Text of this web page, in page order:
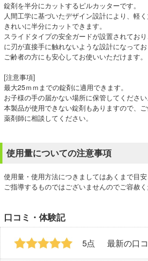
錠剤を半分にカットするピルカッターです。
人間工学に基づいたデザイン設計により、軽く
きれいに半分にカットできます。
スライドタイプの安全ガードが設置されてお
に刃が直接手に触れないような設計になってお
ご齢者の方にも安心してお使いいただけます。
[注意事項]
最大25ｍｍまでの錠剤に適用できます。
お子様の手の届かない場所に保管してください
本製品が使用できない錠剤もありますので、
薬剤師に相談してください。
使用量についての注意事項
使用量・使用方法につきましてはあくまで目
ご指導するものではございませんのでご容赦く
口コミ・体験記
5点 最新の口